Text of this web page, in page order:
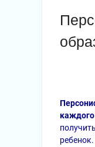
каждого